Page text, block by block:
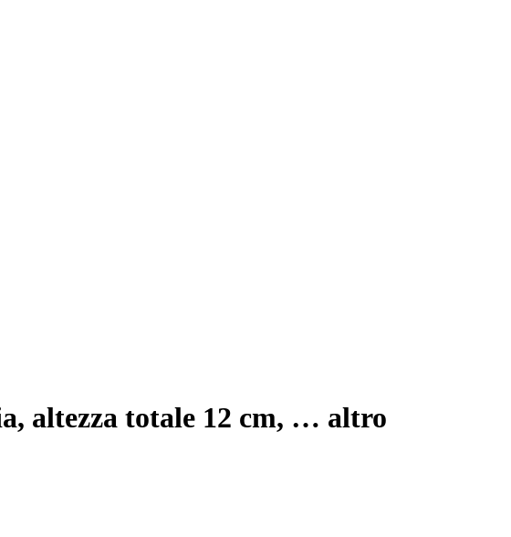
altezza totale 12 cm, … altro